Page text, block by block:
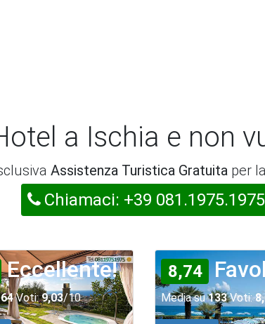
a Ischia e non
Assistenza Turistica Gratuitaper
Chiamaci: +39 081.1975.1975
Eccellente!
64Voti: 9,03/10
8,74
Media su133Voti: